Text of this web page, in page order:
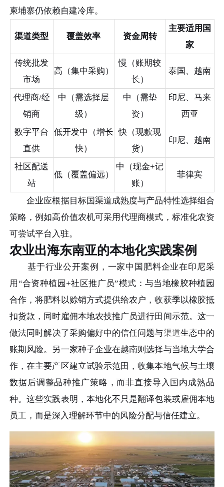
柬埔寨仍依赖自建冷库。
渠道类型 覆盖效率 资金周转
主要适用国
家
传统批发
市场
高（集中采购）
慢（账期较
长）
泰国、越南
代理商/经
销商
中（需选择层
级）
中（需垫
资）
印尼、马来
西亚
数字平台
直供
低开发中（增长
快）
快（现款现
货）
印尼、越南
社区配送
站
低（覆盖偏远）
中（现金+记
账）
菲律宾
企业应根据目标国渠道成熟度与产品特性选择组合
策略，例如高价值农机可采用代理商模式，标准化农资
可尝试平台入驻。
农业出海东南亚的本地化实践案例
基于行业公开案例，一家中国肥料企业在印尼采
用“合资种植园+社区推广员”模式：与当地橡胶种植园
合作，将肥料以赊销方式提供给农户，收获季以橡胶抵
扣货款，同时雇佣本地农技推广员进行田间示范。这一
做法同时解决了采购偏好中的信任问题与渠道生态中的
账期风险。另一家种子企业在越南则选择与当地大学合
作，在主要产区建立试验示范田，收集本地气候与土壤
数据后调整品种推广策略，而非直接导入国内成熟品
种。这些实践表明，本地化不只是翻译包装或雇佣本地
员工，而是深入理解环节中的风险分配与信任建立。